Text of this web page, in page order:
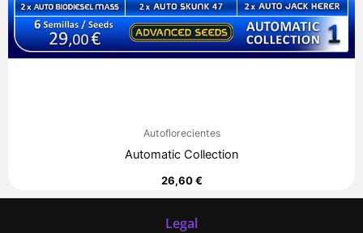
Autoflorecientes
Automatic Collection
26,60€
Legal